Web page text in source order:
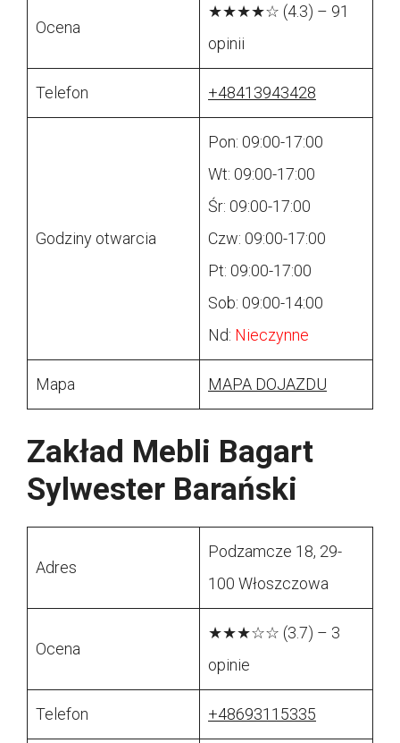
Ocena
★★★★☆ (4.3) – 91
opinii
Telefon +48413943428
Godziny otwarcia
Pon: 09:00-17:00
Wt: 09:00-17:00
Śr: 09:00-17:00
Czw: 09:00-17:00
Pt: 09:00-17:00
Sob: 09:00-14:00
Nd: Nieczynne
Mapa MAPA DOJAZDU
Zakład Mebli Bagart
Sylwester Barański
Adres
Podzamcze 18, 29-
100 Włoszczowa
Ocena
★★★☆☆ (3.7) – 3
opinie
Telefon +48693115335